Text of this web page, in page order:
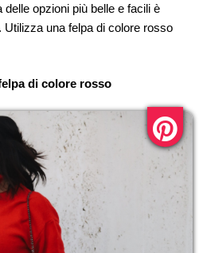
delle opzioni più belle e facili è
Utilizza una felpa di colore rosso
di colore rosso